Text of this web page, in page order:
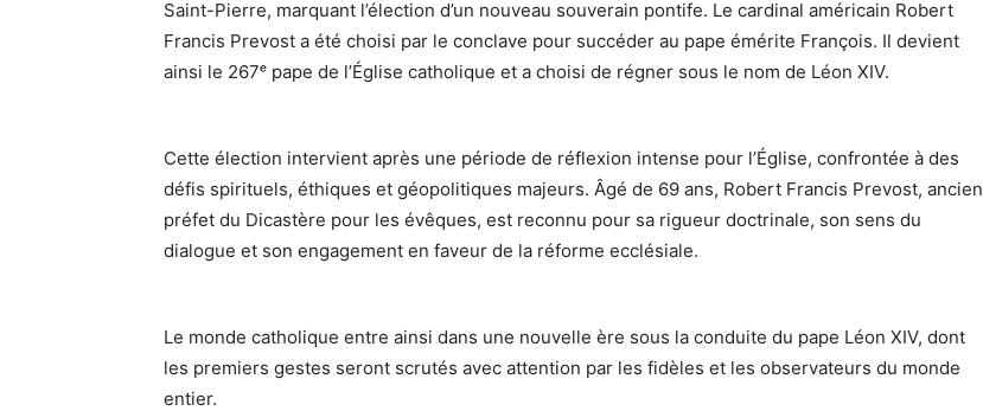
Saint-Pierre, marquant l’élection d’un nouveau souverain pontife. Le cardinal américain Robert
Francis Prevost a été choisi par le conclave pour succéder au pape émérite François. Il devient
ainsi le 267ᵉ pape de l’Église catholique et a choisi de régner sous le nom de Léon XIV.
Cette élection intervient après une période de réflexion intense pour l’Église, confrontée à des
défis spirituels, éthiques et géopolitiques majeurs. Âgé de 69 ans, Robert Francis Prevost, ancien
préfet du Dicastère pour les évêques, est reconnu pour sa rigueur doctrinale, son sens du
dialogue et son engagement en faveur de la réforme ecclésiale.
Le monde catholique entre ainsi dans une nouvelle ère sous la conduite du pape Léon XIV, dont
les premiers gestes seront scrutés avec attention par les fidèles et les observateurs du monde
entier.